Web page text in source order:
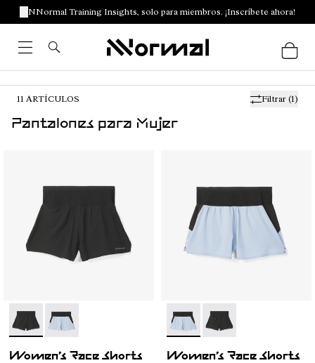
NNormal Training Insights, solo para miembros. ¡Inscríbete ahora!
Filtrar (1)
11 ARTÍCULOS
Pantalones para Mujer
- N1CWRS1-001- N1CWRS1-002
Women’s Race Shorts
- N1CWRS1-002- N1CWRS1-001
Women’s Race Shorts